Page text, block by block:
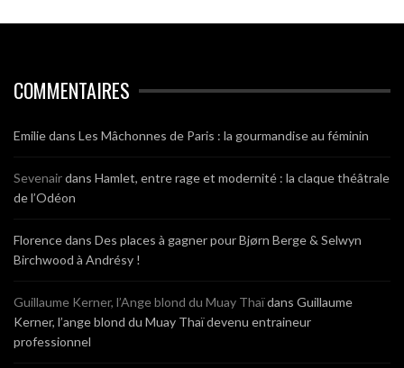
COMMENTAIRES
Emiliedans Les Mâchonnes de Paris : la gourmandise au féminin
Sevenairdans Hamlet, entre rage et modernité : la claque théâtrale
de l’Odéon
Florencedans Des places à gagner pour Bjørn Berge & Selwyn
Birchwood à Andrésy !
Guillaume Kerner, l’Ange blond du Muay Thaïdans Guillaume
Kerner, l’ange blond du Muay Thaï devenu entraineur
professionnel